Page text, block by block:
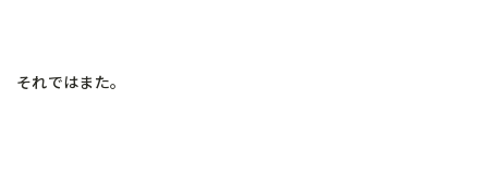
それではまた。